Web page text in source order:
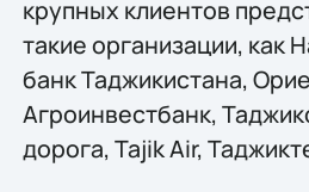
крупных клиентов
такие организации, как
банк Таджикистана,
Агроинвестбанк,
дорога, Tajik Air,